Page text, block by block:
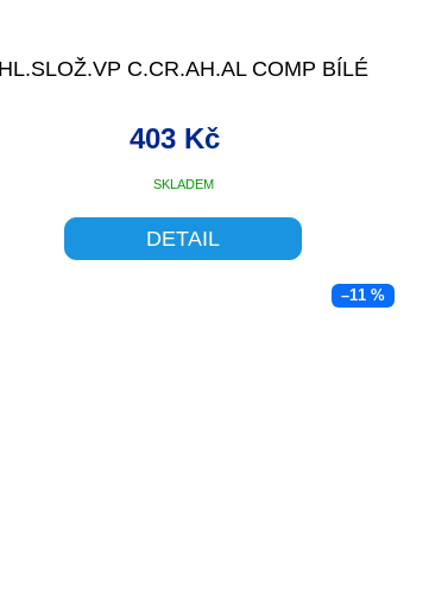
HL.SLOŽ.VP C.CR.AH.AL COMP BÍLÉ
SKLADEM
403 Kč
DETAIL
–11 %